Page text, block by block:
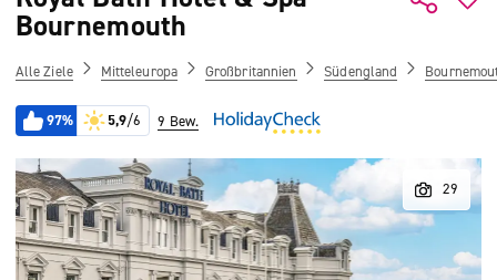
Bournemouth
Alle Ziele Mitteleuropa Großbritannien Südengland
97% 5,9/6 9 Bew.